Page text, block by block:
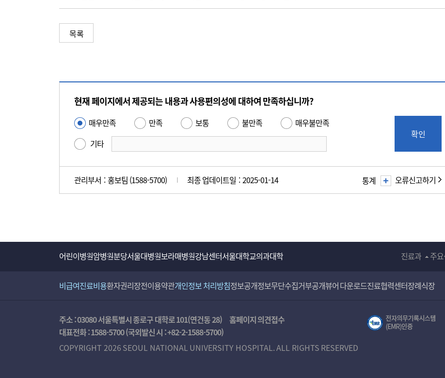
목록
가
현재 페이지에서 제공되는 내용과 사용편의성에 대하여 만족하십니까?
사
편
성
만
족
매우만족 만족 보통 불만족
매우불만족
기타
확인
관리부서 : 홍보팀 (1588-5700) 최종 업데이트일 : 2025-01-14 오류신고하기
통계
어린이병원암병원분당서울대병원보라매병원강남센터서울대학교의과대학 진료과 주
비급여진료비용환자권리장전이용약관개인정보 처리방침정보공개정보무단수집거부공개뷰어 다운로드진료협력센터장례식장
주소 : 03080 서울특별시 종로구 대학로 101(연건동 28)
홈페이지 의견접수
대표전화 :1588-5700(국외발신 시 :+82-2-1588-5700)
COPYRIGHT 2026 SEOUL NATIONAL UNIVERSITY HOSPITAL. ALL RIGHTS RESERVED